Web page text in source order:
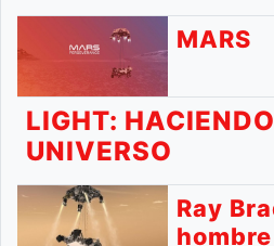
MARS
LIGHT:
UNIVERSO
Ray